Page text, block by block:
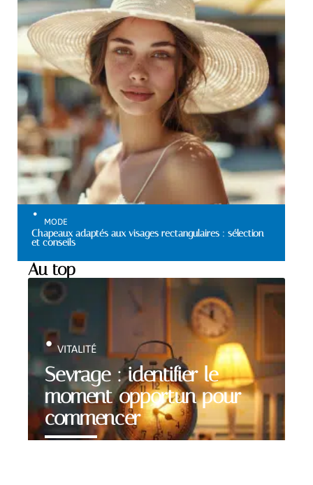
MODE
Chapeaux adaptés aux visages rectangulaires : sélection
et conseils
Au top
Sevrage : identifier le
moment opportun pour
commencer
VITALITÉ